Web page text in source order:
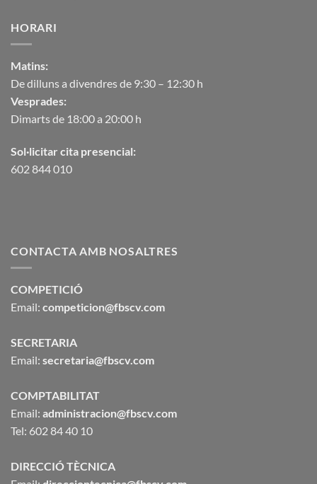
HORARI
Matins:
De dilluns a divendres de 9:30 – 12:30 h
Vesprades:
Dimarts de 18:00 a 20:00 h
Sol·licitar cita presencial:
602 844 010
CONTACTA AMB NOSALTRES
COMPETICIÓ
Email: competicion@fbscv.com
SECRETARIA
Email: secretaria@fbscv.com
COMPTABILITAT
Email: administracion@fbscv.com
Tel: 602 84 40 10
DIRECCIÓ TÈCNICA